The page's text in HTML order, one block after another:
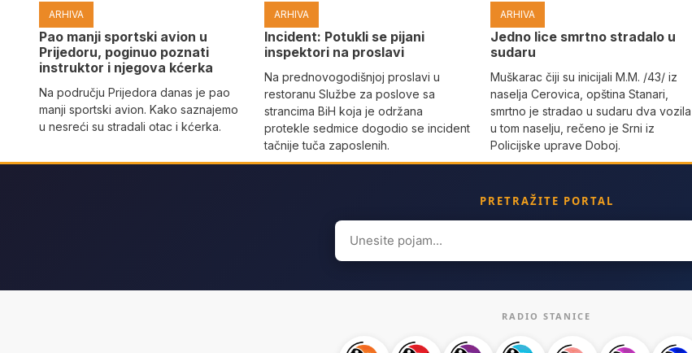
ARHIVA
Pao manji sportski avion u
Prijedoru, poginuo poznati
instruktor i njegova kćerka
Na području Prijedora danas je pao
manji sportski avion. Kako saznajemo
u nesreći su stradali otac i kćerka.
ARHIVA
Incident: Potukli se pijani
inspektori na proslavi
Na prednovogodišnjoj proslavi u
restoranu Službe za poslove sa
strancima BiH koja je održana
protekle sedmice dogodio se incident
tačnije tuča zaposlenih.
ARHIVA
Јedno lice smrtno stradalo u
sudaru
Muškarac čiji su inicijali M.M. /43/ iz
naselja Cerovica, opština Stanari,
smrtno je stradao u sudaru dva vozila
u tom naselju, rečeno je Srni iz
Policijske uprave Doboj.
PRETRAŽITE PORTAL
Search
for:
RADIO STANICE